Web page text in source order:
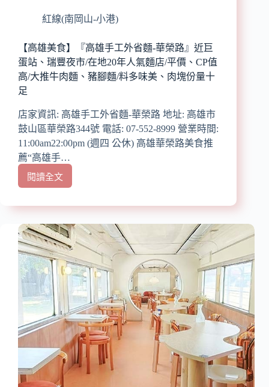
節
圓
飯/
家
庭
餐/
孝
親
長
輩
紅線(南岡山-小港)
【高雄美食】『高雄手工外省麵-華榮路』近巨
蛋站、瑞豐夜市/在地20年人氣麵店/平價、CP值
高/大推牛肉麵、豬腳麵/料多味美、肉塊份量十
足
店家資訊: 高雄手工外省麵-華榮路 地址: 高雄市
鼓山區華榮路344號 電話: 07-552-8999 營業時間:
11:00am22:00pm (週四 公休) 高雄華榮路美食推
薦“高雄手…
閱讀全文
【高
美
『高
雄
手
工
外
省
麵-
華
路』
近
巨
蛋